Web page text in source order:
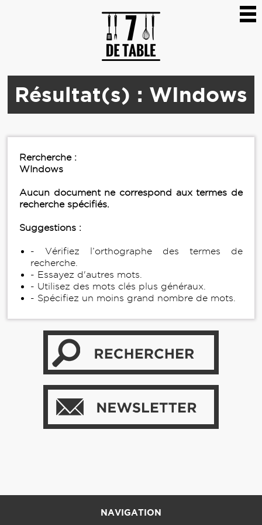
Résultat(s) : WIndows
Rercherche :
WIndows
Aucun document ne correspond aux termes de
recherche spécifiés.
Suggestions :
- Vérifiez l’orthographe des termes de
recherche.
- Essayez d'autres mots.
- Utilisez des mots clés plus généraux.
- Spécifiez un moins grand nombre de mots.
NAVIGATION